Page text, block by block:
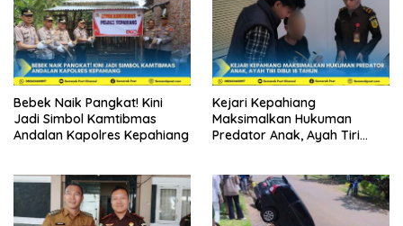
Bebek Naik Pangkat! Kini
Jadi Simbol Kamtibmas
Andalan Kapolres Kepahiang
Kejari Kepahiang
Maksimalkan Hukuman
Predator Anak, Ayah Tiri